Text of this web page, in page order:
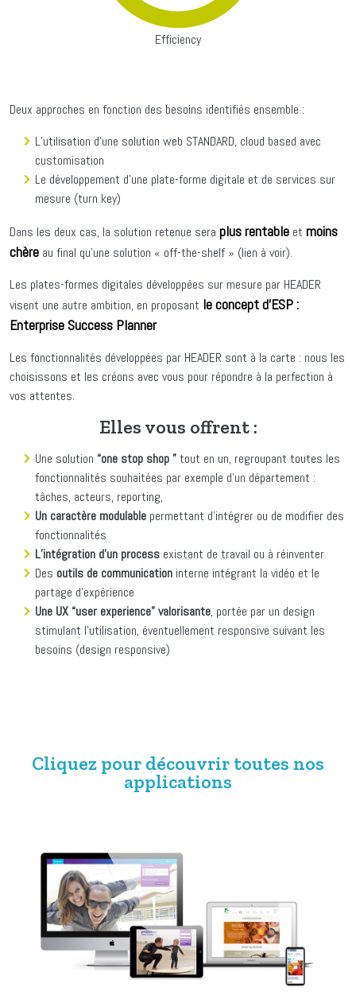
Efficiency
Deux approches en fonction des besoins identifiés ensemble :
L’utilisation d’une solution web STANDARD, cloud based avec
customisation
Le développement d’une plate-forme digitale et de services sur
mesure (turn key)
Dans les deux cas, la solution retenue sera plus rentable et moins
chère au final qu’une solution « off-the-shelf » (lien à voir).
Les plates-formes digitales développées sur mesure par HEADER
visent une autre ambition, en proposant le concept d’ESP :
Enterprise Success Planner
Les fonctionnalités développées par HEADER sont à la carte : nous les
choisissons et les créons avec vous pour répondre à la perfection à
vos attentes.
Elles vous offrent :
Une solution “one stop shop ”tout en un, regroupant toutes les
fonctionnalités souhaitées par exemple d’un département :
tâches, acteurs, reporting,
Un caractère modulable permettant d’intégrer ou de modifier des
fonctionnalités
L’intégration d’un process existant de travail ou à réinventer
Des outils de communication interne intégrant la vidéo et le
partage d’expérience
Une UX “user experience” valorisante, portée par un design
stimulant l’utilisation, éventuellement responsive suivant les
besoins (design responsive)
Cliquez pour découvrir toutes nos
applications